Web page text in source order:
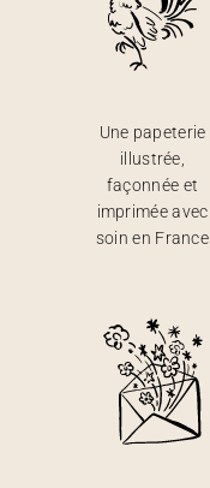
Une papeterie
illustrée,
façonnée et
imprimée avec
soin en France